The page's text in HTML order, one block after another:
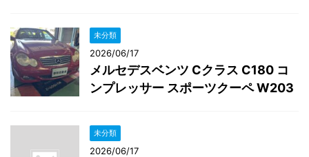
未分類
2026/06/17
メルセデスベンツ Cクラス C180 コ
ンプレッサー スポーツクーペ W203
未分類
2026/06/17